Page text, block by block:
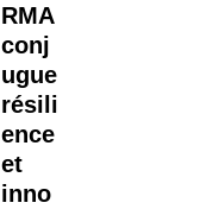
RMA
conj
ugue
résili
ence
et
inno